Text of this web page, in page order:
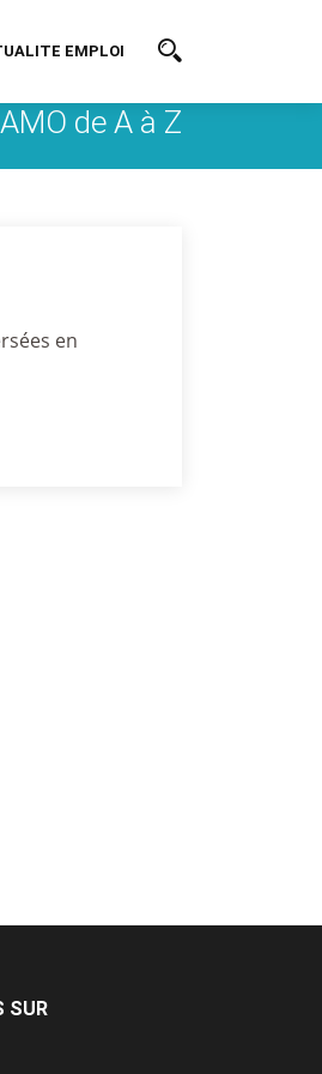
EMPLOI
AMO de A à Z
en
SUR